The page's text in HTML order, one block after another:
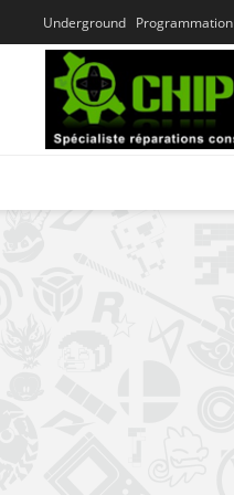
Underground Programmation